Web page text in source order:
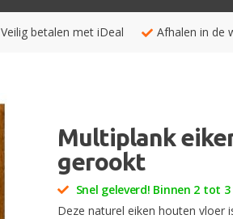
Veilig betalen met iDeal Afhalen in de
Multiplank
gerookt
Snel geleverd! Binnen 2 tot 3
Deze naturel eiken houten vloer